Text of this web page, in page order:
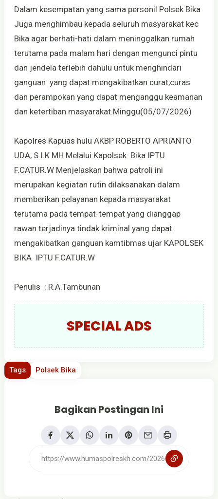
Dalam kesempatan yang sama personil Polsek Bika
Juga menghimbau kepada seluruh masyarakat kec
Bika agar berhati-hati dalam meninggalkan rumah
terutama pada malam hari dengan mengunci pintu
dan jendela terlebih dahulu untuk menghindari
ganguan yang dapat mengakibatkan curat,curas
dan perampokan yang dapat menganggu keamanan
dan ketertiban masyarakat.Minggu(05/07/2026)
Kapolres Kapuas hulu AKBP ROBERTO APRIANTO
UDA, S.I.K MH Melalui Kapolsek Bika IPTU
F.CATUR.W Menjelaskan bahwa patroli ini
merupakan kegiatan rutin dilaksanakan dalam
memberikan pelayanan kepada masyarakat
terutama pada tempat-tempat yang dianggap
rawan terjadinya tindak kriminal yang dapat
mengakibatkan ganguan kamtibmas ujar KAPOLSEK
BIKA IPTU F.CATUR.W
Penulis : R.A.Tambunan
SPECIAL ADS
Tags Polsek Bika
Bagikan Postingan Ini